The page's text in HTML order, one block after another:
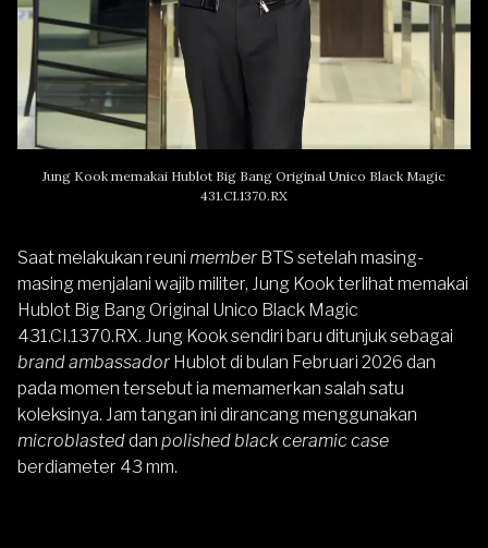
Jung Kook memakai Hublot Big Bang Original Unico Black Magic
431.CI.1370.RX
Saat melakukan reuni member BTS setelah masing-
masing menjalani wajib militer, Jung Kook terlihat memakai
Hublot Big Bang Original Unico Black Magic
431.CI.1370.RX. Jung Kook sendiri baru ditunjuk sebagai
brand ambassador Hublot di bulan Februari 2026 dan
pada momen tersebut ia memamerkan salah satu
koleksinya. Jam tangan ini dirancang menggunakan
microblasteddan polished black ceramic case
berdiameter 43 mm.